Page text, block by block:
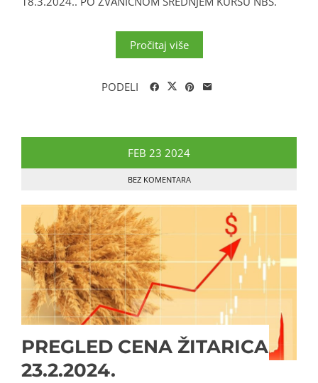
Pročitaj više
PODELI
FEB 23 2024
BEZ KOMENTARA
PREGLED CENA ŽITARICA
23.2.2024.